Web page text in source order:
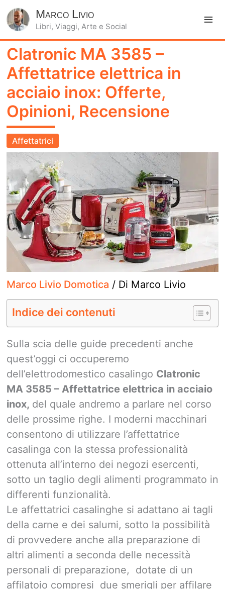
Marco Livio
Libri, Viaggi, Arte e Social
Clatronic MA 3585 –
Affettatrice elettrica in
acciaio inox: Offerte,
Opinioni, Recensione
Affettatrici
Marco Livio Domotica / Di Marco Livio
Indice dei contenuti
Sulla scia delle guide precedenti anche
quest’oggi ci occuperemo
dell’elettrodomestico casalingo Clatronic
MA 3585 – Affettatrice elettrica in acciaio
inox, del quale andremo a parlare nel corso
delle prossime righe. I moderni macchinari
consentono di utilizzare l’affettatrice
casalinga con la stessa professionalità
ottenuta all’interno dei negozi esercenti,
sotto un taglio degli alimenti programmato in
differenti funzionalità.
Le affettatrici casalinghe si adattano ai tagli
della carne e dei salumi, sotto la possibilità
di provvedere anche alla preparazione di
altri alimenti a seconda delle necessità
personali di preparazione, dotate di un
affilatoio compresi due smerigli per affilare